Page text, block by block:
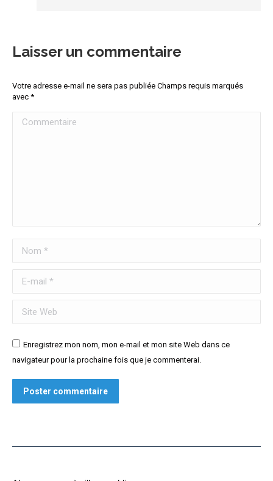
Laisser un commentaire
Votre adresse e-mail ne sera pas publiée Champs requis marqués
avec *
Commentaire
Nom *
E-mail *
Site Web
Enregistrez mon nom, mon e-mail et mon site Web dans ce
navigateur pour la prochaine fois que je commenterai.
Poster commentaire